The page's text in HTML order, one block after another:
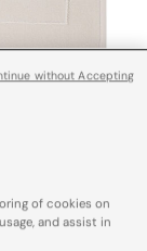
of cookies on
and assist in
without Accepting